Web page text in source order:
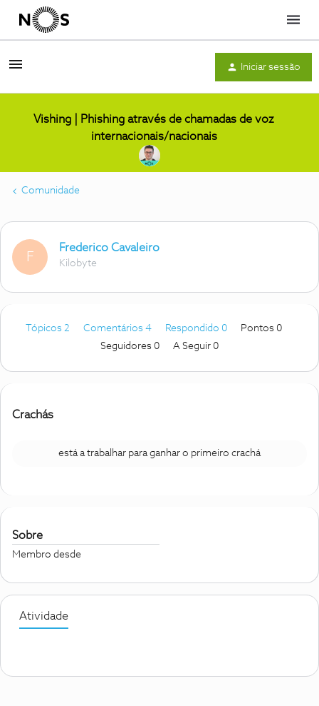
Menu
Iniciar sessão
Vishing | Phishing através de chamadas de voz
internacionais/nacionais
Comunidade
F
Frederico Cavaleiro
Kilobyte
Tópicos 2 Comentários 4 Respondido 0
Pontos 0
Seguidores 0 A Seguir 0
Crachás
está a trabalhar para ganhar o primeiro crachá
Sobre
Membro desde
Atividade